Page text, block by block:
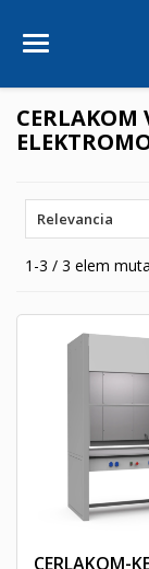
CERLAKOM
Relevancia
1-3 / 3 elem
CERLAKOM-